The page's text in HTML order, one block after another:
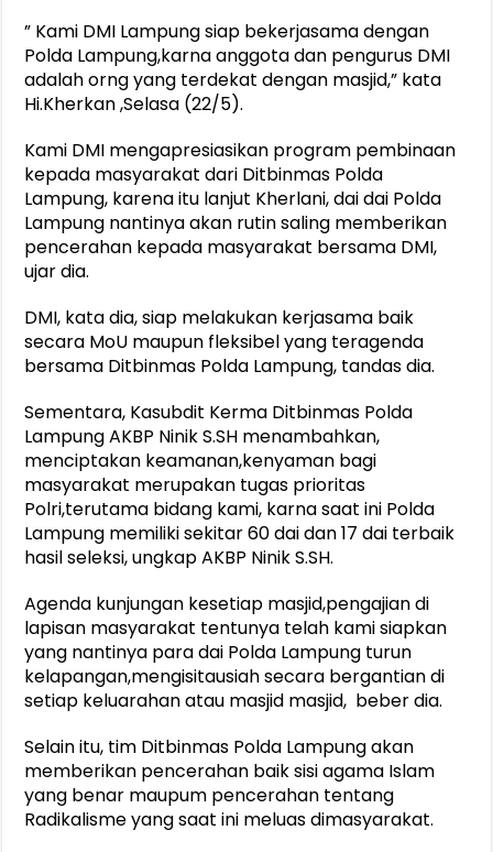
” Kami DMI Lampung siap bekerjasama dengan
Polda Lampung,karna anggota dan pengurus DMI
adalah orng yang terdekat dengan masjid,” kata
Hi.Kherkan ,Selasa (22/5).
Kami DMI mengapresiasikan program pembinaan
kepada masyarakat dari Ditbinmas Polda
Lampung, karena itu lanjut Kherlani, dai dai Polda
Lampung nantinya akan rutin saling memberikan
pencerahan kepada masyarakat bersama DMI,
ujar dia.
DMI, kata dia, siap melakukan kerjasama baik
secara MoU maupun fleksibel yang teragenda
bersama Ditbinmas Polda Lampung, tandas dia.
Sementara, Kasubdit Kerma Ditbinmas Polda
Lampung AKBP Ninik S.SH menambahkan,
menciptakan keamanan,kenyaman bagi
masyarakat merupakan tugas prioritas
Polri,terutama bidang kami, karna saat ini Polda
Lampung memiliki sekitar 60 dai dan 17 dai terbaik
hasil seleksi, ungkap AKBP Ninik S.SH.
Agenda kunjungan kesetiap masjid,pengajian di
lapisan masyarakat tentunya telah kami siapkan
yang nantinya para dai Polda Lampung turun
kelapangan,mengisitausiah secara bergantian di
setiap keluarahan atau masjid masjid, beber dia.
Selain itu, tim Ditbinmas Polda Lampung akan
memberikan pencerahan baik sisi agama Islam
yang benar maupum pencerahan tentang
Radikalisme yang saat ini meluas dimasyarakat.